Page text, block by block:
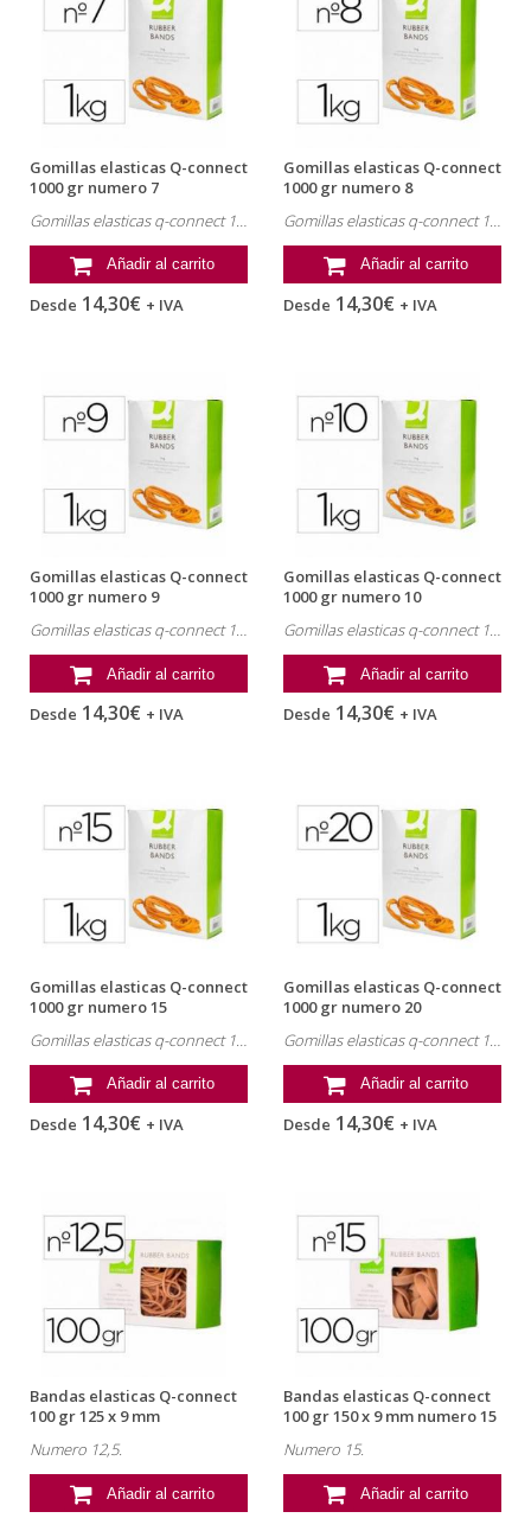
Gomillas elasticas Q-connect
1000 gr numero 7
Gomillas elasticas q-connect 1000 gr numero 7. Referencia: KF14684.
Añadir al carrito
Desde 14,30€ + IVA
Gomillas elasticas Q-connect
1000 gr numero 8
Gomillas elasticas q-connect 1000 gr numero 8. Referencia: KF14685.
Añadir al carrito
Desde 14,30€ + IVA
Gomillas elasticas Q-connect
1000 gr numero 9
Gomillas elasticas q-connect 1000 gr numero 9. Referencia: KF14686.
Añadir al carrito
Desde 14,30€ + IVA
Gomillas elasticas Q-connect
1000 gr numero 10
Gomillas elasticas q-connect 1000 gr numero 10. Referencia: KF14687.
Añadir al carrito
Desde 14,30€ + IVA
Gomillas elasticas Q-connect
1000 gr numero 15
Gomillas elasticas q-connect 1000 gr numero 15. Referencia: KF15179.
Añadir al carrito
Desde 14,30€ + IVA
Gomillas elasticas Q-connect
1000 gr numero 20
Gomillas elasticas q-connect 1000 gr numero 20. Referencia: KF14689.
Añadir al carrito
Desde 14,30€ + IVA
Bandas elasticas Q-connect
100 gr 125 x 9 mm
Numero 12,5.
Añadir al carrito
Bandas elasticas Q-connect
100 gr 150 x 9 mm numero 15
Numero 15.
Añadir al carrito